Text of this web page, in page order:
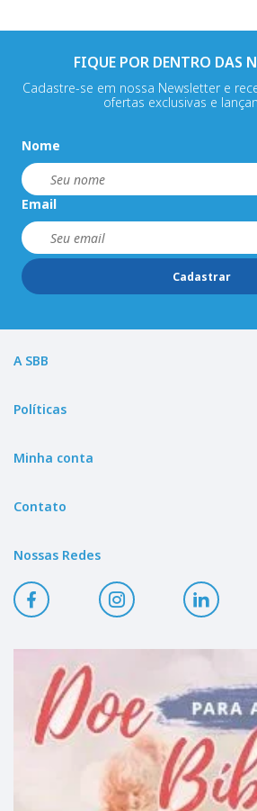
FIQUE POR DENTRO DAS
Cadastre-se em nossa Newsletter e
ofertas exclusivas e
Nome
Email
Cadastrar
A SBB
Políticas
Minha conta
Contato
Nossas Redes